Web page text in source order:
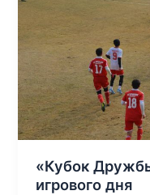
«Кубок
игрового дня